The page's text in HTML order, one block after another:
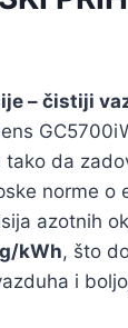
– čistiji
tako da
norme o
azotnih
kWh, što
i